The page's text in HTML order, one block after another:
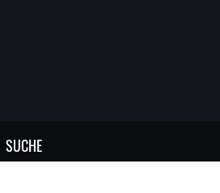
SUCHE